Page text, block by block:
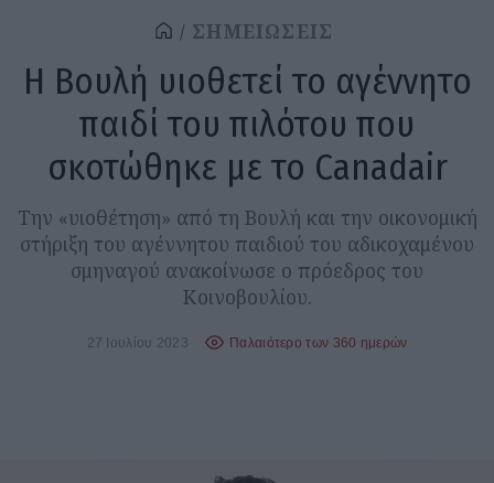
ΣΗΜΕΙΩΣΕΙΣ
Η Βουλή υιοθετεί το αγέννητο
παιδί του πιλότου που
σκοτώθηκε με το Canadair
Την «υιοθέτηση» από τη Βουλή και την οικονομική
στήριξη του αγέννητου παιδιού του αδικοχαμένου
σμηναγού ανακοίνωσε ο πρόεδρος του
Κοινοβουλίου.
27 Ιουλίου 2023 Παλαιότερο των 360 ημερών